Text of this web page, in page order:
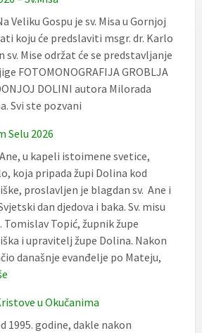
Veliku Gospu je sv. Misa u Gornjoj
koju će predslaviti msgr. dr. Karlo
sv. Mise održat će se predstavljanje
FOTOMONOGRAFIJA GROBLJA
DOLINI autora Milorada
Svi ste pozvani
Selu 2026
u kapeli istoimene svetice,
koja pripada župi Dolina kod
proslavljen je blagdan sv. Ane i
dan djedova i baka. Sv. misu
Tomislav Topić, župnik župe
i upravitelj župe Dolina. Nakon
današnje evanđelje po Mateju,
Ana
u
u Okučanima
1995. godine, dakle nakon